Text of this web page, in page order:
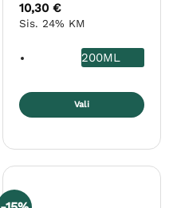
10,30 €
Sis. 24% KM
200ML
Vali
varianti.